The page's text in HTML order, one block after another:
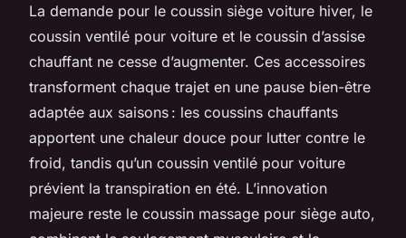
La demande pour le coussin siège voiture hiver, le
coussin ventilé pour voiture et le coussin d’assise
chauffant ne cesse d’augmenter. Ces accessoires
transforment chaque trajet en une pause bien-être
adaptée aux saisons : les coussins chauffants
apportent une chaleur douce pour lutter contre le
froid, tandis qu’un coussin ventilé pour voiture
prévient la transpiration en été. L’innovation
majeure reste le coussin massage pour siège auto,